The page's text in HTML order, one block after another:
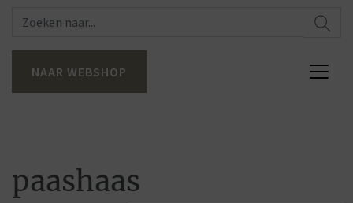
NAAR WEBSHOP
paashaas